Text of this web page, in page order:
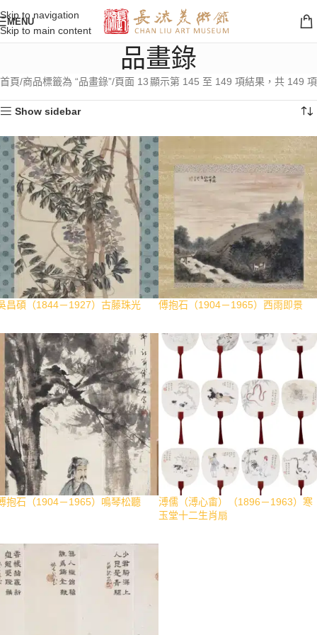
Skip to navigation
Skip to main content
MENU
品畫錄
首頁 商品標籤為 “品畫錄” 頁面 13顯示第 145 至 149 項結果，共 149 項
Show sidebar
昌碩（1844－1927）古藤珠光 傅抱石（1904－1965）西雨即景
抱石（1904－1965）鳴琴松聽
溥儒（溥心畬）（1896－1963）寒
玉堂十二生肖扇